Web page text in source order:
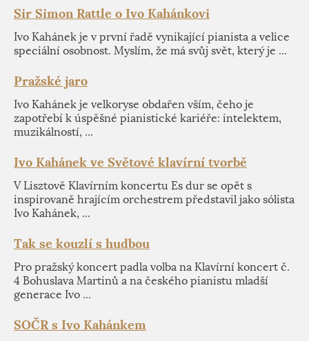
Sir Simon Rattle o Ivo Kahánkovi
Ivo Kahánek je v první řadě vynikající pianista a velice
speciální osobnost. Myslím, že má svůj svět, který je ...
Pražské jaro
Ivo Kahánek je velkoryse obdařen vším, čeho je
zapotřebí k úspěšné pianistické kariéře: intelektem,
muzikálností, ...
Ivo Kahánek ve Světové klavírní tvorbě
V Lisztově Klavírním koncertu Es dur se opět s
inspirovaně hrajícím orchestrem představil jako sólista
Ivo Kahánek, ...
Tak se kouzlí s hudbou
Pro pražský koncert padla volba na Klavírní koncert č.
4 Bohuslava Martinů a na českého pianistu mladší
generace Ivo ...
SOČR s Ivo Kahánkem